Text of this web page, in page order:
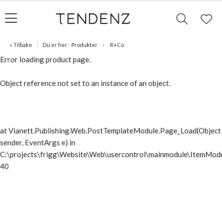
« Tilbake Du er her: Produkter R+Co
Error loading product page.
Object reference not set to an instance of an object.
at Vianett.Publishing.Web.PostTemplateModule.Page_Load(Object
sender, EventArgs e) in
40